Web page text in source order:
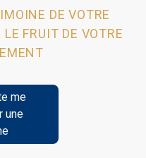
DE VOTRE
FRUIT DE VOTRE
me
une